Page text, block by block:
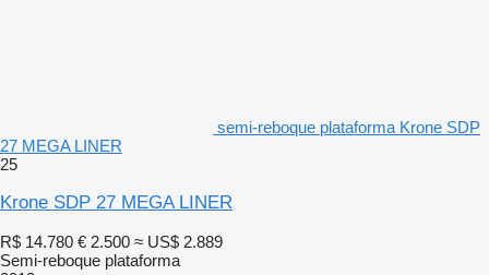
semi-reboque plataforma Krone SDP
27 MEGA LINER
25
Krone SDP 27 MEGA LINER
R$ 14.780 € 2.500 ≈ US$ 2.889
Semi-reboque plataforma